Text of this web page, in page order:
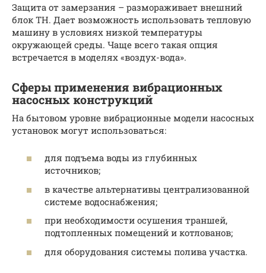
Защита от замерзания – размораживает внешний
блок ТН. Дает возможность использовать тепловую
машину в условиях низкой температуры
окружающей среды. Чаще всего такая опция
встречается в моделях «воздух-вода».
Сферы применения вибрационных
насосных конструкций
На бытовом уровне вибрационные модели насосных
установок могут использоваться:
для подъема воды из глубинных
источников;
в качестве альтернативы централизованной
системе водоснабжения;
при необходимости осушения траншей,
подтопленных помещений и котлованов;
для оборудования системы полива участка.